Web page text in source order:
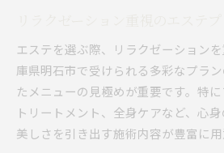
エステを選ぶ際、リラクゼーション
庫県明石市で受けられる多彩なプラ
たメニューの見極めが重要です。特
トリートメント、全身ケアなど、心
美しさを引き出す施術内容が豊富に用